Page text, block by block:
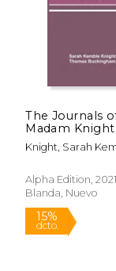
The Journals
Madam
Rev. Mr.
From the
in 1704 & 1710
Inglés)
Knight, Sarah
Alpha Edition,
Blanda, Nuevo